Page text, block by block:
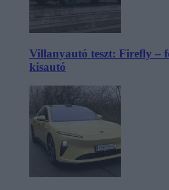
Villanyautó teszt: Firefly –
kisautó